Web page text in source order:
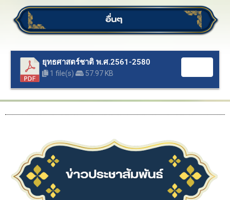
ยุทธศาสตร์ชาติ พ.ศ.2561-2580
1 file(s) 57.97 KB